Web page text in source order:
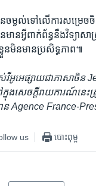
ម្ងល់​ទៅលើ​ការសម្រេច​
ាន​អ្វី​ពាក់​ព័ន្ធ​នឹង​វិទ្យា
ន​មិន​មាន​ប្រសិទ្ធភាព​៕
អូអេ​ផ្សាយ​ជា​ភាសា​ចិន
ង​សេចក្ដីរាយការណ៍​នេះ​
នAgence France-
us បោះពុម្ព